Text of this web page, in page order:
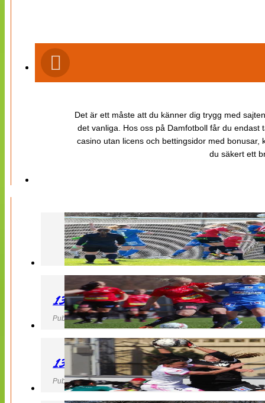
Det är ett måste att du känner dig trygg med
det vanliga. Hos oss på Damfotboll får du
casino utan licens och bettingsidor med
du säkert ett
130427 LB 07 – QBIK
Publicerad 27 April 2013, 22:40
130427 IF Limhamn Bunkeflo – QBIK
Publicerad 27 April 2013, 21:10